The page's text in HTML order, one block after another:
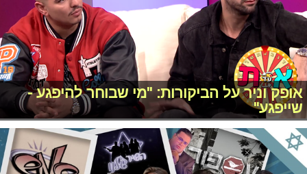
אופק וניר על הביקורות: "מי שבוחר להיפגע -
שייפגע"